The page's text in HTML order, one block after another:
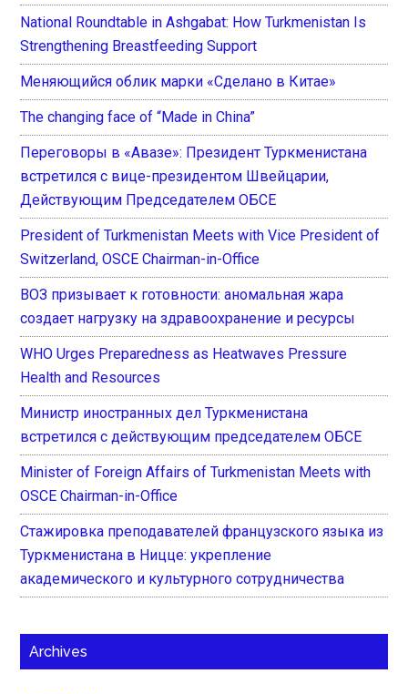
National Roundtable in Ashgabat: How Turkmenistan Is
Strengthening Breastfeeding Support
Меняющийся облик марки «Сделано в Китае»
The changing face of “Made in China”
Переговоры в «Авазе»: Президент Туркменистана
встретился с вице-президентом Швейцарии,
Действующим Председателем ОБСЕ
President of Turkmenistan Meets with Vice President of
Switzerland, OSCE Chairman-in-Office
ВОЗ призывает к готовности: аномальная жара
создает нагрузку на здравоохранение и ресурсы
WHO Urges Preparedness as Heatwaves Pressure
Health and Resources
Министр иностранных дел Туркменистана
встретился с действующим председателем ОБСЕ
Minister of Foreign Affairs of Turkmenistan Meets with
OSCE Chairman-in-Office
Стажировка преподавателей французского языка из
Туркменистана в Ницце: укрепление
академического и культурного сотрудничества
Archives